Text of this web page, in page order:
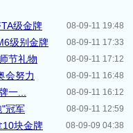
08-09-11 19:48
级金牌
08-09-11 17:33
级别金牌
08-09-11 17:12
节礼物
08-09-11 16:48
会努力
08-09-11 16:12
一...
08-09-11 12:59
冠军
08-09-09 04:38
10块金牌